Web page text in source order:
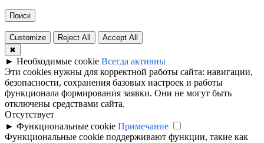
Поиск
Customize Reject All
Accept All
✖
► Необходимые cookie Всегда активны
Эти cookies нужны для корректной работы сайта: навигации,
безопасности, сохранения базовых настроек и работы
функционала формирования заявки. Они не могут быть
отключены средствами сайта.
Отсутствует
► Функциональные cookie Примечание
Функциональные cookie поддерживают функции, такие как